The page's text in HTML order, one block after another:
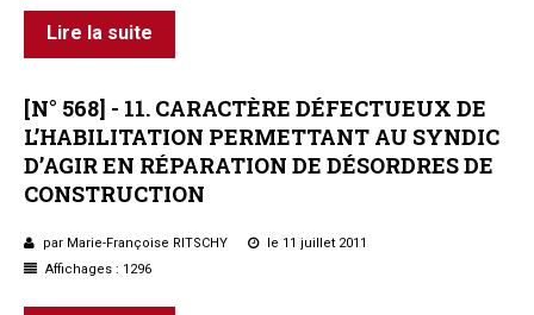
Lire la suite
[N° 568] - 11. CARACTÈRE DÉFECTUEUX DE
L’HABILITATION PERMETTANT AU SYNDIC
D’AGIREN RÉPARATION DE DÉSORDRESDE
CONSTRUCTION
par Marie-Françoise RITSCHY
le 11 juillet 2011
Affichages : 1296